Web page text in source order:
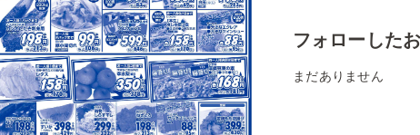
フォローした
まだありません